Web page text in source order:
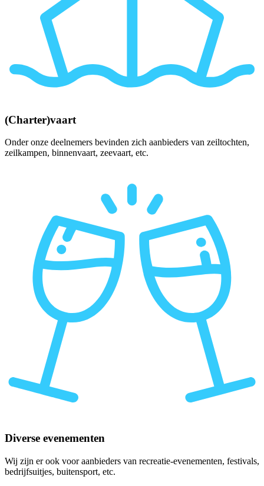
(Charter)vaart
Onder onze deelnemers bevinden zich aanbieders van zeiltochten,
zeilkampen, binnenvaart, zeevaart, etc.
Diverse evenementen
Wij zijn er ook voor aanbieders van recreatie-evenementen, festivals,
bedrijfsuitjes, buitensport, etc.